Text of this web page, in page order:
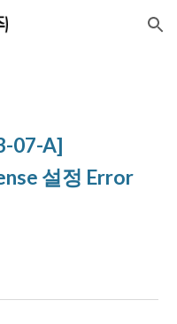
Skip to navigation
07-A]
설정 Error